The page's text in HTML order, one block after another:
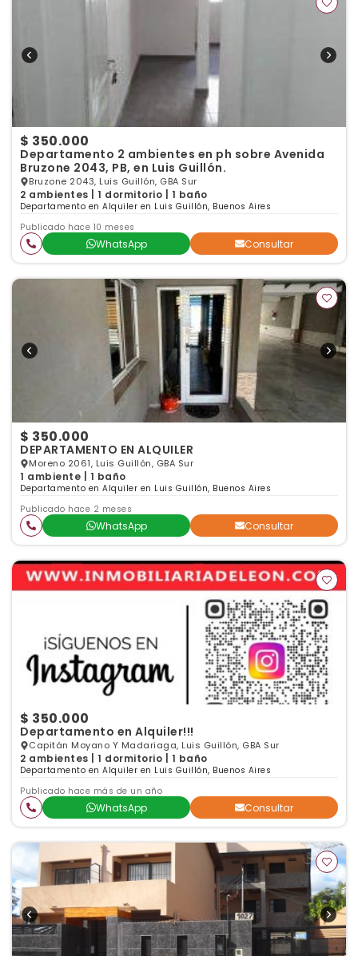
$ 350.000
Departamento 2 ambientes en ph sobre Avenida
Bruzone 2043, PB, en Luis Guillón.
Bruzone 2043, Luis Guillón, GBA Sur
2 ambientes | 1 dormitorio | 1 baño
Departamento en Alquiler en Luis Guillón, Buenos Aires
Publicado hace 10 meses
WhatsApp Consultar
$ 350.000
DEPARTAMENTO EN ALQUILER
Moreno 2061, Luis Guillón, GBA Sur
1 ambiente | 1 baño
Departamento en Alquiler en Luis Guillón, Buenos Aires
Publicado hace 2 meses
WhatsApp Consultar
$ 350.000
Departamento en Alquiler!!!
Capitán Moyano Y Madariaga, Luis Guillón, GBA Sur
2 ambientes | 1 dormitorio | 1 baño
Departamento en Alquiler en Luis Guillón, Buenos Aires
Publicado hace más de un año
WhatsApp Consultar